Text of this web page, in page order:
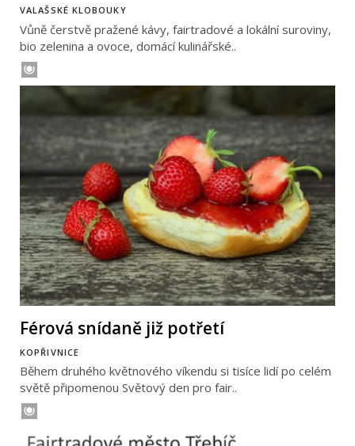
VALAŠSKÉ KLOBOUKY
Vůně čerstvě pražené kávy, fairtradové a lokální suroviny,
bio zelenina a ovoce, domácí kulinářské..
Férová snídaně již potřetí
KOPŘIVNICE
Během druhého květnového víkendu si tisíce lidí po celém
světě připomenou Světový den pro fair..